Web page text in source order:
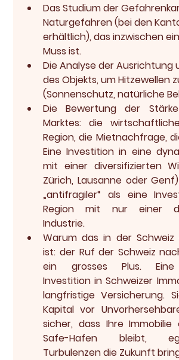
Das Studium der
Naturgefahren (bei den
erhältlich), das inzwischen
Muss ist.
Die Analyse der Ausrichtung
des Objekts, um Hitzewellen
(Sonnenschutz, natürliche
Die Bewertung der
Marktes: die
Region, die Mietnachfrage,
Eine Investition in eine
mit einer diversifizierten
Zürich, Lausanne oder
„antifragiler“ als eine
Region mit nur einer
Industrie.
Warum das in der Schweiz
ist: der Ruf der Schweiz
ein grosses Plus. Eine
Investition in Schweizer
langfristige Versicherung.
Kapital vor
sicher, dass Ihre Immobilie
Safe-Hafen bleibt,
Turbulenzen die Zukunft